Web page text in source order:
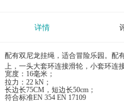
详情
配有双尼龙挂绳，适合冒险乐园。配
上，一头大套环连接滑轮，小套环连接
宽度：16毫米；
拉力：22 kN；
长边长75CM，短边长50cm；
符合标准EN 354 EN 17109